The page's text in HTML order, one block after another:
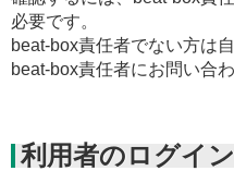
必要です。
beat-box責任者でない方は
beat-box責任者にお問い合
利用者のログイ